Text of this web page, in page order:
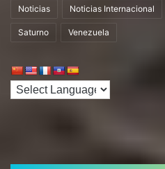
Noticias Noticias Internacional
Saturno Venezuela